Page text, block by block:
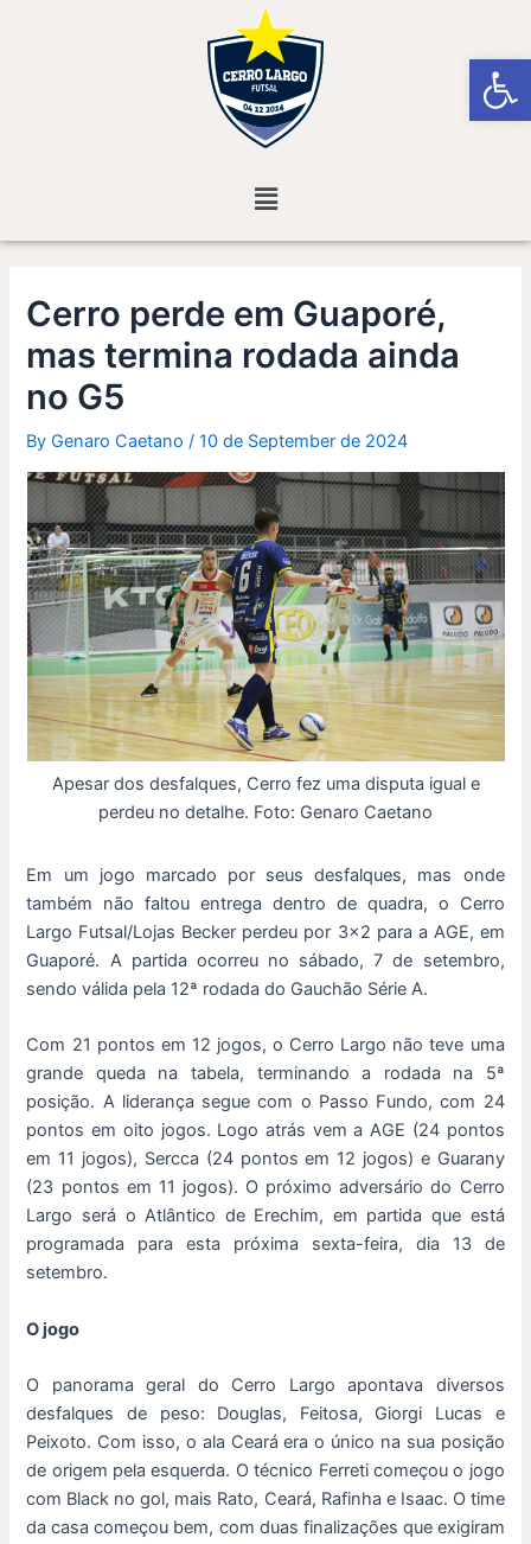
Menu
Cerro perde em Guaporé,
mas termina rodada ainda
no G5
ByGenaro Caetano/10 de September de 2024
Apesar dos desfalques, Cerro fez uma disputa igual e
perdeu no detalhe. Foto: Genaro Caetano
Em um jogo marcado por seus desfalques, mas onde
também não faltou entrega dentro de quadra, o Cerro
Largo Futsal/Lojas Becker perdeu por 3×2 para a AGE, em
Guaporé. A partida ocorreu no sábado, 7 de setembro,
sendo válida pela 12ª rodada do Gauchão Série A.
Com 21 pontos em 12 jogos, o Cerro Largo não teve uma
grande queda na tabela, terminando a rodada na 5ª
posição. A liderança segue com o Passo Fundo, com 24
pontos em oito jogos. Logo atrás vem a AGE (24 pontos
em 11 jogos), Sercca (24 pontos em 12 jogos) e Guarany
(23 pontos em 11 jogos). O próximo adversário do Cerro
Largo será o Atlântico de Erechim, em partida que está
programada para esta próxima sexta-feira, dia 13 de
setembro.
O jogo
O panorama geral do Cerro Largo apontava diversos
desfalques de peso: Douglas, Feitosa, Giorgi Lucas e
Peixoto. Com isso, o ala Ceará era o único na sua posição
de origem pela esquerda. O técnico Ferreti começou o jogo
com Black no gol, mais Rato, Ceará, Rafinha e Isaac. O time
da casa começou bem, com duas finalizações que exigiram